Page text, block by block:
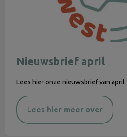
Nieuwsbrief april
Lees hier onze nieuwsbrief van april
Lees hier meer over